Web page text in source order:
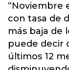
“Noviembre
con tasa de
más baja de
puede decir
últimos 12